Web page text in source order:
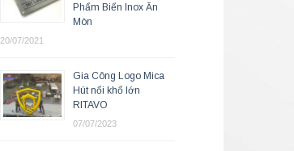
Phẩm Biển Inox Ăn
Mòn
20/07/2021
Gia Công Logo Mica
Hút nổi khổ lớn
RITAVO
07/07/2023